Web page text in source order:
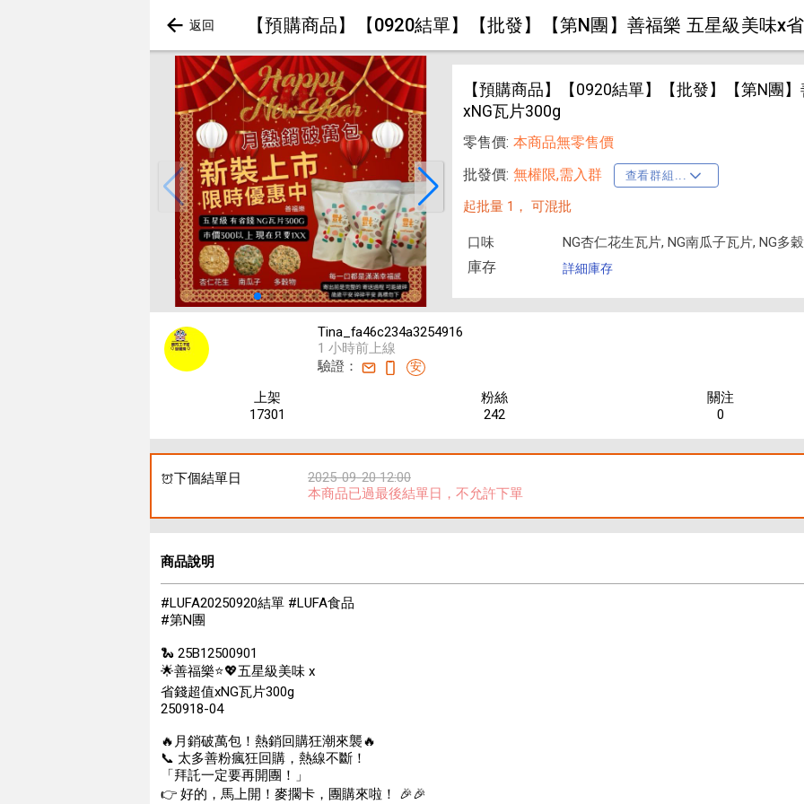
【預購商品】【0920結單】【批發】【第N團】善福樂 五星級美味x
【預購商品】【0920結單】【批發】【第N團
xNG瓦片300g
零售價: 本商品無零售價
批發價: 無權限,需入群 查看群組...
起批量 1， 可混批
口味 NG杏仁花生瓦片, NG南瓜子瓦片, NG多
庫存 詳細庫存
Tina_fa46c234a3254916
1 小時前上線
驗證：
安
上架
17301
粉絲
242
關注
0
下個結單日
2025-09-20 12:00
本商品已過最後結單日，不允許下單
商品說明
#LUFA20250920結單 #LUFA食品
#第N團
🐍 25B12500901
🌟善福樂⭐💖五星級美味 x
省錢超值xNG瓦片300g
250918-04
🔥月銷破萬包！熱銷回購狂潮來襲🔥
📞 太多善粉瘋狂回購，熱線不斷！
「拜託一定要再開團！」
👉 好的，馬上開！麥擱卡，團購來啦！ 🎉🎉